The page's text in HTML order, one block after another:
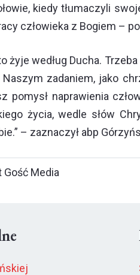
kiedy tłumaczyli
człowieka z Bogiem –
żyje według Ducha.
zadaniem, jako
pomysł naprawienia
życia, wedle słów
– zaznaczył abp
Media